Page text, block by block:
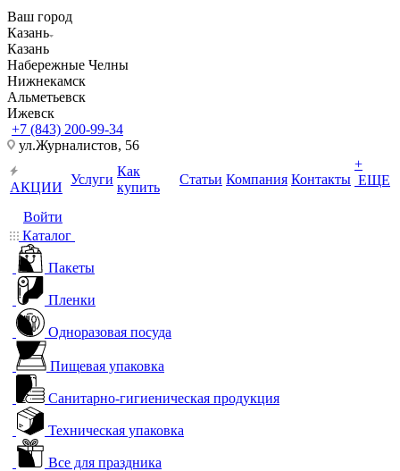
Ваш город
Казань
Казань
Набережные Челны
Нижнекамск
Альметьевск
Ижевск
+7 (843) 200-99-34
ул.Журналистов, 56
АКЦИИ
Услуги
Как
купить
Статьи Компания Контакты
+
ЕЩЕ
Войти
Каталог
Пакеты
Пленки
Одноразовая посуда
Пищевая упаковка
Санитарно-гигиеническая продукция
Техническая упаковка
Все для праздника